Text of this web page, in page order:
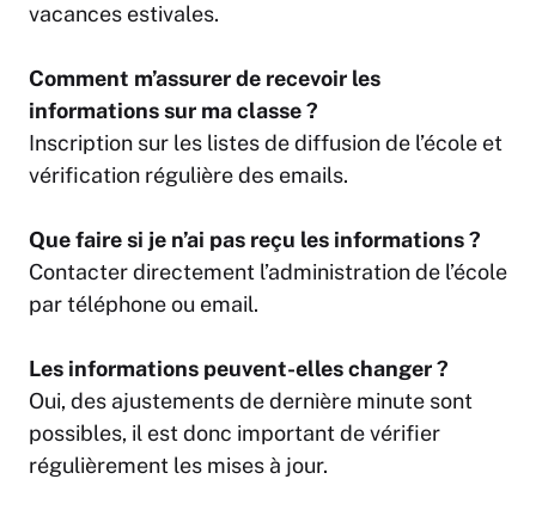
vacances estivales.
Comment m’assurer de recevoir les
informations sur ma classe ?
Inscription sur les listes de diffusion de l’école et
vérification régulière des emails.
Que faire si je n’ai pas reçu les informations ?
Contacter directement l’administration de l’école
par téléphone ou email.
Les informations peuvent-elles changer ?
Oui, des ajustements de dernière minute sont
possibles, il est donc important de vérifier
régulièrement les mises à jour.